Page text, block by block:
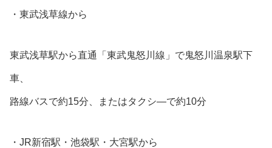
・東武浅草線から
東武浅草駅から直通「東武鬼怒川線」で鬼怒川温泉駅下
車、
路線バスで約15分、またはタクシ―で約10分
・JR新宿駅・池袋駅・大宮駅から